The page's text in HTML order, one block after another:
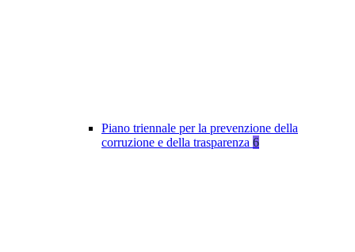
Piano triennale per la prevenzione della
corruzione e della trasparenza 6